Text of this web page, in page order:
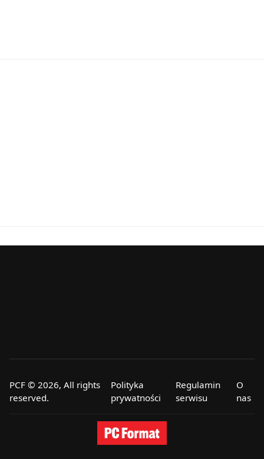
PCF © 2026, All rights
reserved.
Polityka
prywatności
Regulamin
serwisu
O
nas